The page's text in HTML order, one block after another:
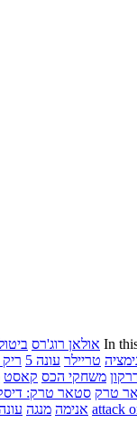
In אולאן רוג'רס
טריילר עונה 5 ריק
משחקי הכס קאסט
טרק סטאר טרק:
attack אנימה מנגה עונה